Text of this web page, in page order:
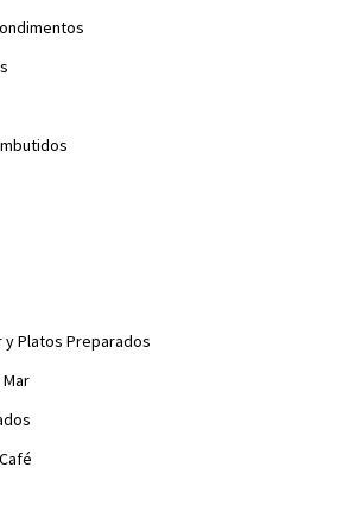
y Platos Preparados